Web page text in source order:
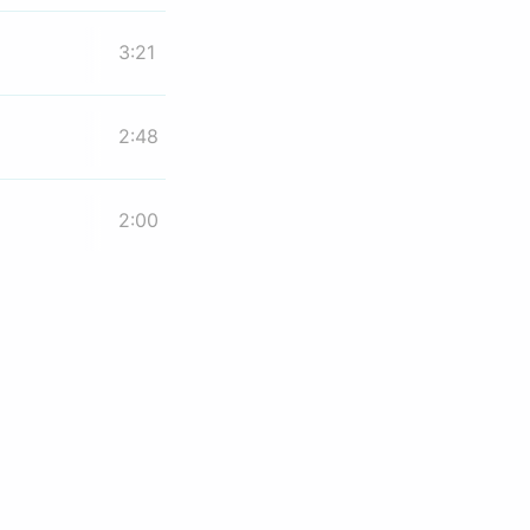
3:21
2:48
2:00